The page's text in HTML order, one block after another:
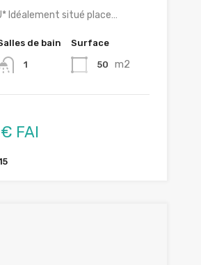
Idéalement situé place…
de bain
1
Surface
50 m2
FAI